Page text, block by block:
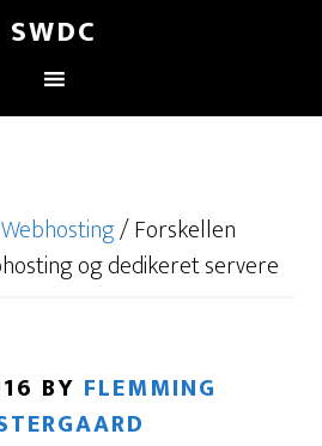
SWDC
Webhosting/Forskellen
og dedikeret servere
BY FLEMMING